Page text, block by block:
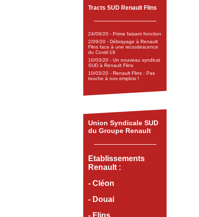
Tracts SUD Renault Flins
24/09/20 - Prime faisant fonction
2/09/20 - Débrayage à Renault
Flins face à une recrudescence
du Covid-19
10/03/20 - Un nouveau syndicat
SUD à Renault Flins
10/03/20 - Renault Flins : Pas
touche à nos emplois !
Union Syndicale SUD
du Groupe Renault
Etablissements
Renault :
- Cléon
- Douai
- Flins